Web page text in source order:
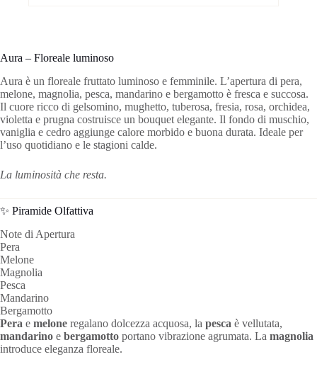
Aura – Floreale luminoso
Aura è un floreale fruttato luminoso e femminile. L’apertura di pera,
melone, magnolia, pesca, mandarino e bergamotto è fresca e succosa.
Il cuore ricco di gelsomino, mughetto, tuberosa, fresia, rosa, orchidea,
violetta e prugna costruisce un bouquet elegante. Il fondo di muschio,
vaniglia e cedro aggiunge calore morbido e buona durata. Ideale per
l’uso quotidiano e le stagioni calde.
La luminosità che resta.
✨ Piramide Olfattiva
Note di Apertura
Pera
Melone
Magnolia
Pesca
Mandarino
Bergamotto
Pera e melone regalano dolcezza acquosa, la pesca è vellutata,
mandarino e bergamotto portano vibrazione agrumata. La magnolia
introduce eleganza floreale.